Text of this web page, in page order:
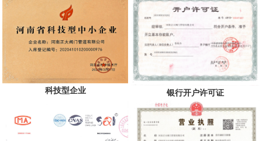
科技型企业 银行开户许可证